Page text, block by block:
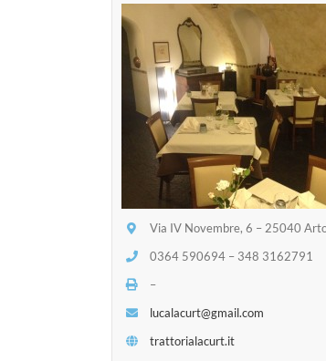
Via IV Novembre, 6 – 25040
0364 590694 – 348 3162791
–
lucalacurt@gmail.com
trattorialacurt.it